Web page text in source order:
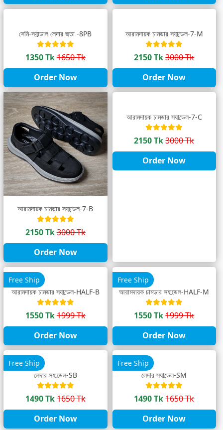
সেমি-স্যান্ডাল লেদার জুতা -8PB
1350 Tk1650 Tk
Order Now
আরামদায়ক চামড়ার স্যান্ডেল-7-M
2150 Tk3000 Tk
Order Now
আরামদায়ক চামড়ার স্যান্ডেল-7-B
2150 Tk3000 Tk
Order Now
আরামদায়ক চামড়ার স্যান্ডেল-7-C
2150 Tk3000 Tk
Order Now
Free Ship
আরামদায়ক চামড়ার স্যান্ডেল-HALF-B
1550 Tk1999 Tk
Order Now
Free Ship
আরামদায়ক চামড়ার স্যান্ডেল-HALF-M
1550 Tk1999 Tk
Order Now
Free Ship
লেদার স্যান্ডেল-SB
1490 Tk1650 Tk
Order Now
Free Ship
লেদার স্যান্ডেল-SM
1490 Tk1650 Tk
Order Now